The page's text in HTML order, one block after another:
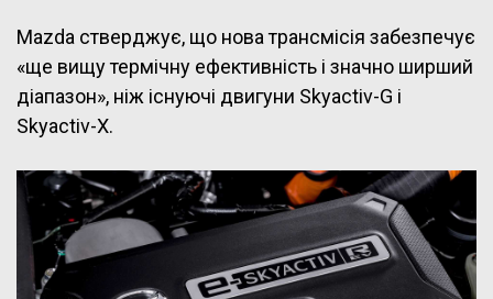
Mazda стверджує, що нова трансмісія забезпечує
«ще вищу термічну ефективність і значно ширший
діапазон», ніж існуючі двигуни Skyactiv-G і
Skyactiv-X.